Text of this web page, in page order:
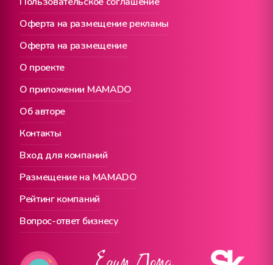
О проекте
Вход для компаний
О приложении MAMADO
Размещение на MAMADO
Оферта на размещение рекламы
Об авторе
Рейтинг компаний
Оферта на размещение
Контакты
Вопрос-ответ бизнесу